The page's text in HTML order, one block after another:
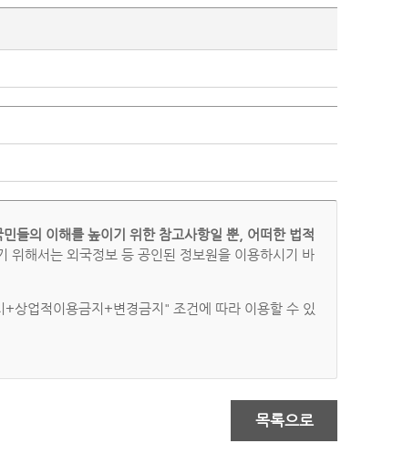
민들의 이해를 높이기 위한 참고사항일 뿐, 어떠한 법적
위해서는 외국정보 등 공인된 정보원을 이용하시기 바
상업적이용금지+변경금지" 조건에 따라 이용할 수 있
목록으로